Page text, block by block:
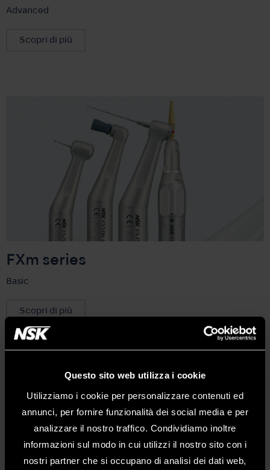
Questo sito web utilizza i cookie
Utilizziamo i cookie per personalizzare contenuti ed
annunci, per fornire funzionalità dei social media e per
analizzare il nostro traffico. Condividiamo inoltre
informazioni sul modo in cui utilizzi il nostro sito con i
nostri partner che si occupano di analisi dei dati web,
Advanced
Scopri di più
FXm series
Basic
Scopri di più